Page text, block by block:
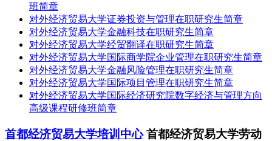
班简章
对外经济贸易大学证券投资与管理在职研究生简章
对外经济贸易大学金融科技在职研究生简章
对外经济贸易大学经贸翻译在职研究生简章
对外经济贸易大学国际商学院企业管理在职研究生简章
对外经济贸易大学金融风险管理在职研究生简章
对外经济贸易大学国际项目管理在职研究生简章
对外经济贸易大学国际经济研究院数字经济与管理方向
高级课程研修班简章
首都经济贸易大学培训中心 首都经济贸易大学劳动